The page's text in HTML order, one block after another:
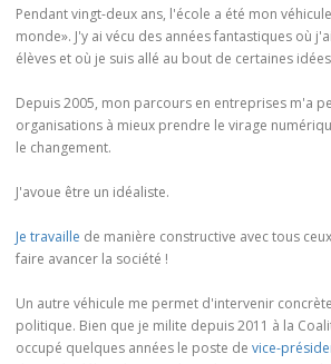
Pendant vingt-deux ans, l'école a été mon
monde». J'y ai vécu des années fantastiques où
élèves et où je suis allé au bout de certaines
Depuis 2005, mon parcours en entreprises m'a
organisations à mieux prendre le virage
le changement.
J'avoue être un idéaliste.
Je travaille de manière constructive avec tous
faire avancer la société !
Un autre véhicule me permet d'intervenir
politique. Bien que je milite depuis 2011 à la
occupé quelques années le poste de vice-